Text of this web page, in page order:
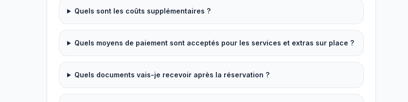
Quels sont les coûts supplémentaires ?
Quels moyens de paiement sont acceptés pour les services et extras sur place ?
Quels documents vais-je recevoir après la réservation ?